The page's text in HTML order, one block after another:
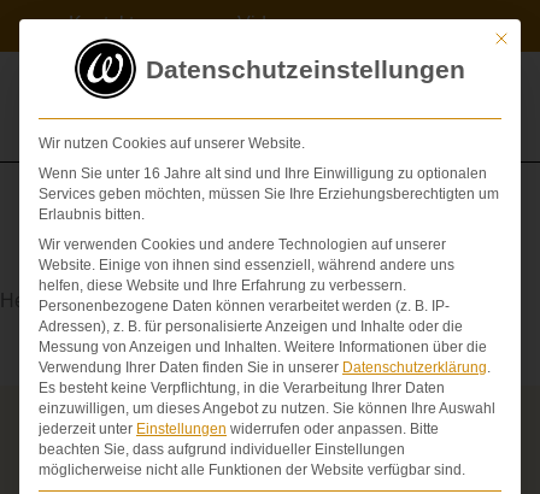
springen
Kontakt Videos
Resektion
Herausschneiden eines Organs oder Organteils
Über die Schmerzensgeld-Spezialisten
Seit über 25 Jahren vertreten wir als Fachanwälte
Mit
Datenschutzeinstellungen
Wir nutzen Cookies auf unserer Website.
Wenn Sie unter 16 Jahre alt sind und Ihre Einwilligung zu optionalen
Services geben möchten, müssen Sie Ihre Erziehungsberechtigten um
Erlaubnis bitten.
Wir verwenden Cookies und andere Technologien auf unserer
Website. Einige von ihnen sind essenziell, während andere uns
helfen, diese Website und Ihre Erfahrung zu verbessern.
Personenbezogene Daten können verarbeitet werden (z. B. IP-
Adressen), z. B. für personalisierte Anzeigen und Inhalte oder die
Messung von Anzeigen und Inhalten. Weitere Informationen über die
Verwendung Ihrer Daten finden Sie in unserer Datenschutzerklärung.
Es besteht keine Verpflichtung, in die Verarbeitung Ihrer Daten
einzuwilligen, um dieses Angebot zu nutzen. Sie können Ihre Auswahl
jederzeit unter Einstellungen widerrufen oder anpassen. Bitte
beachten Sie, dass aufgrund individueller Einstellungen
möglicherweise nicht alle Funktionen der Website verfügbar sind.